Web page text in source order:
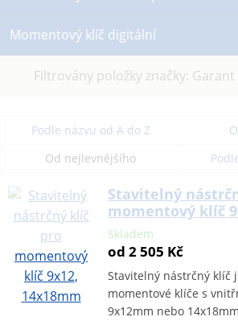
Momentový klíč digitální
Filtrovány položky značky: Garant
Podle názvu od A do Z
Od nejlevnějšího
Stavitelný
momentový klíč
Skladem
od 2 505 Kč
Stavitelný nástrčný klíč
momentové klíče s
9x12mm nebo